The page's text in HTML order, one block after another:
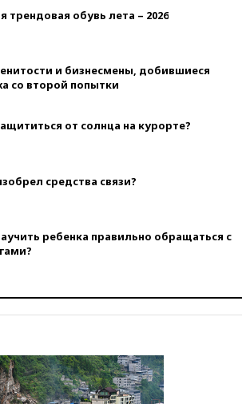
трендовая обувь лета – 2026
и бизнесмены, добившиеся
со второй попытки
от солнца на курорте?
средства связи?
ребенка правильно обращаться с